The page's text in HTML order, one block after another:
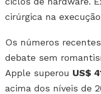
cirúrgica na
Os números
debate sem
Apple superou US$
acima dos níveis de